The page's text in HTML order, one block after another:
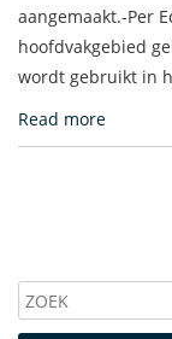
aangemaakt.-Per
hoofdvakgebied
wordt gebruikt in
Read more